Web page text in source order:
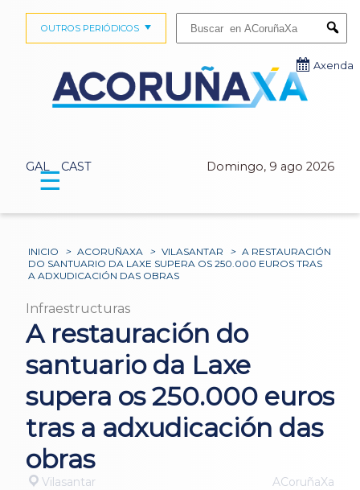
GAL CAST Domingo, 9 ago 2026
OUTROS PERIÓDICOS
Axenda
☰
INICIO > ACORUÑAXA > VILASANTAR > A RESTAURACIÓN
DO SANTUARIO DA LAXE SUPERA OS 250.000 EUROS TRAS
A ADXUDICACIÓN DAS OBRAS
Infraestructuras
A restauración do
santuario da Laxe
supera os 250.000 euros
tras a adxudicación das
obras
Vilasantar ACoruñaXa